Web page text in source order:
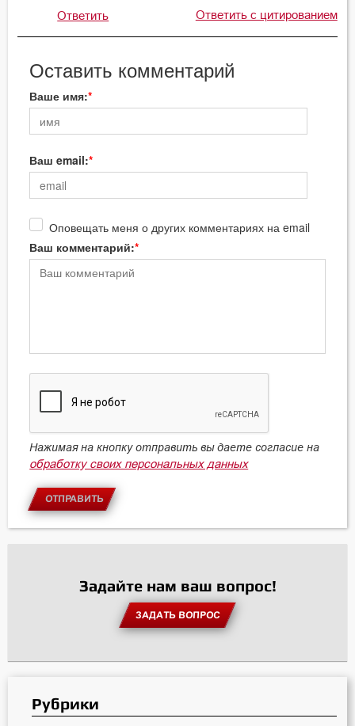
Ответить Ответить с цитированием
Оставить комментарий
Ваше имя:
Ваш email:
Оповещать меня о других комментариях на email
Ваш комментарий:
Нажимая на кнопку отправить вы даете согласие на
обработку своих персональных данных
ОТПРАВИТЬ
Задайте нам ваш вопрос!
ЗАДАТЬ ВОПРОС
Рубрики